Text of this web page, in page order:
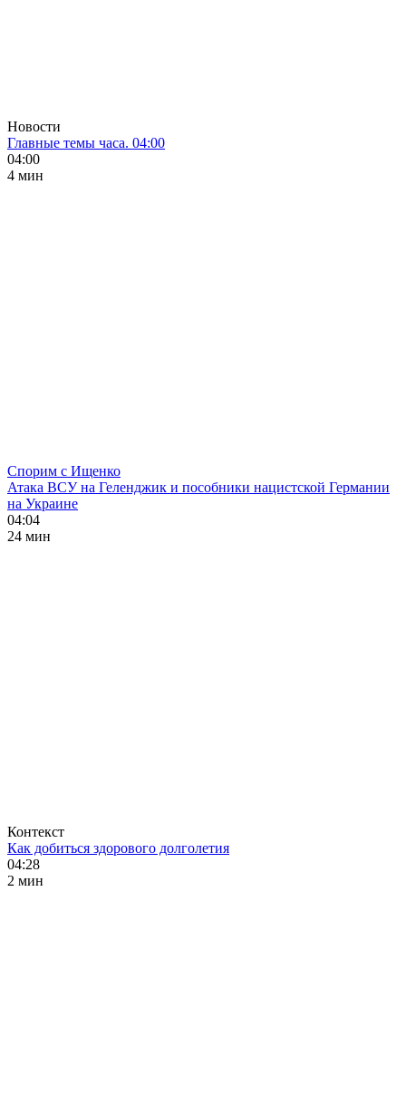
Новости
Главные темы часа. 04:00
04:00
4 мин
Спорим с Ищенко
Атака ВСУ на Геленджик и пособники нацистской Германии
на Украине
04:04
24 мин
Контекст
Как добиться здорового долголетия
04:28
2 мин